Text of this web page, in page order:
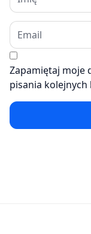
Zapamiętaj moje
pisania kolejnych